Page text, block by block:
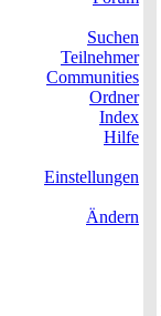
Suchen
Teilnehmer
Communities
Ordner
Index
Hilfe
Einstellungen
Ändern